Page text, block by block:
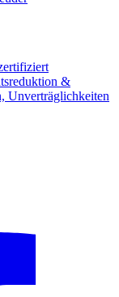
&
Unverträglichkeiten